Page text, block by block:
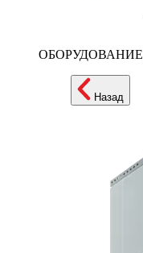
ОБОРУДОВАНИЕ
Назад